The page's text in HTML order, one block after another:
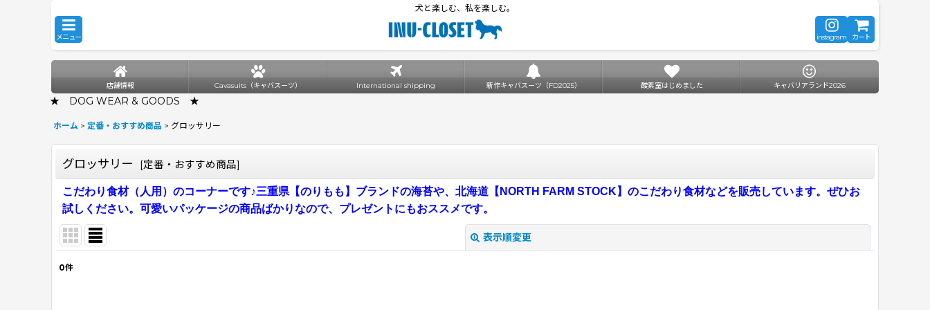
犬と楽しむ、私を楽しむ。
メニュー instagram カート
店舗情報 Cavasuits（キャバスーツ） International shipping 新作キャバスーツ（FD2025） 酸素室はじめました キャバリアランド2026
★ DOG WEAR & GOODS ★
ホーム > 定番・おすすめ商品 > グロッサリー
グロッサリー [定番・おすすめ商品]
こだわり食材（人用）のコーナーです♪三重県【のりもも】ブランドの海苔や、北海道【NORTH FARM STOCK】のこだわり食材などを販売しています。ぜひお
試しください。可愛いパッケージの商品ばかりなので、プレゼントにもおススメです。
表示順変更
0件